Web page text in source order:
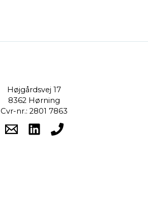
Højgårdsvej 17
8362 Hørning
Cvr-nr.: 2801 7863